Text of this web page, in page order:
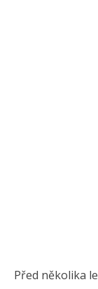
Před několika